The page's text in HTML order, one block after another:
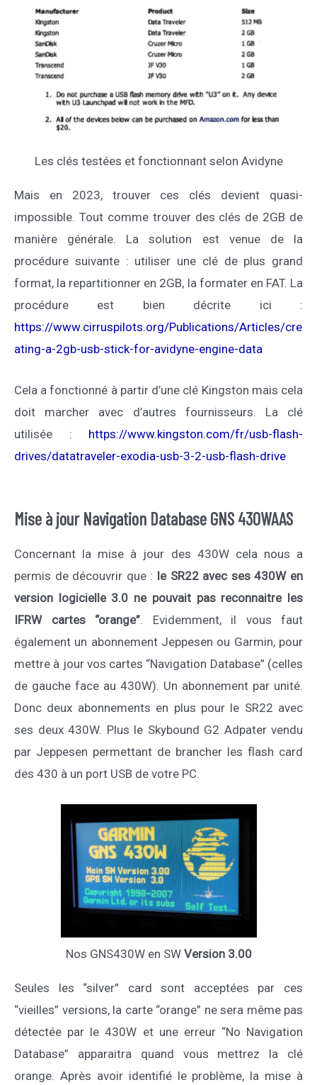
Les clés testées et fonctionnant selon Avidyne
Mais en 2023, trouver ces clés devient quasi-
impossible. Tout comme trouver des clés de 2GB de
manière générale. La solution est venue de la
procédure suivante : utiliser une clé de plus grand
format, la repartitionner en 2GB, la formater en FAT. La
procédure est bien décrite ici :
https://www.cirruspilots.org/Publications/Articles/cre
ating-a-2gb-usb-stick-for-avidyne-engine-data
Cela a fonctionné à partir d’une clé Kingston mais cela
doit marcher avec d’autres fournisseurs. La clé
utilisée : https://www.kingston.com/fr/usb-flash-
drives/datatraveler-exodia-usb-3-2-usb-flash-drive
Mise à jour Navigation Database GNS 430WAAS
Concernant la mise à jour des 430W cela nous a
permis de découvrir que : le SR22 avec ses 430W en
version logicielle 3.0 ne pouvait pas reconnaitre les
IFRW cartes “orange”. Evidemment, il vous faut
également un abonnement Jeppesen ou Garmin, pour
mettre à jour vos cartes “Navigation Database” (celles
de gauche face au 430W). Un abonnement par unité.
Donc deux abonnements en plus pour le SR22 avec
ses deux 430W. Plus le Skybound G2 Adpater vendu
par Jeppesen permettant de brancher les flash card
des 430 à un port USB de votre PC.
Nos GNS430W en SW Version 3.00
Seules les “silver” card sont acceptées par ces
“vieilles” versions, la carte “orange” ne sera même pas
détectée par le 430W et une erreur “No Navigation
Database” apparaitra quand vous mettrez la clé
orange. Après avoir identifié le problème, la mise à